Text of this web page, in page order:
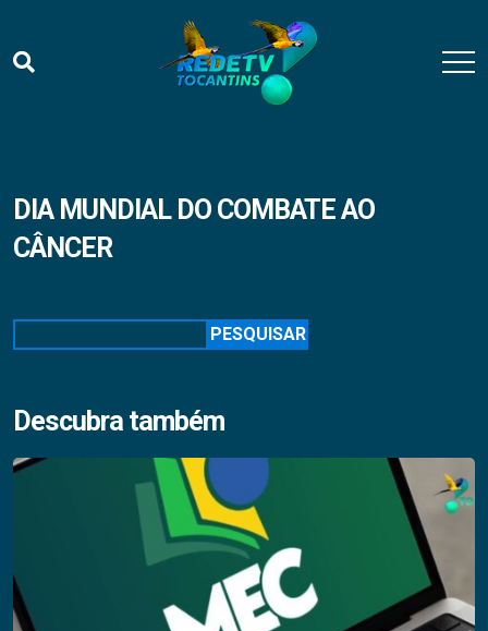
DIA MUNDIAL DO COMBATE AO
CÂNCER
PESQUISAR
Descubra também